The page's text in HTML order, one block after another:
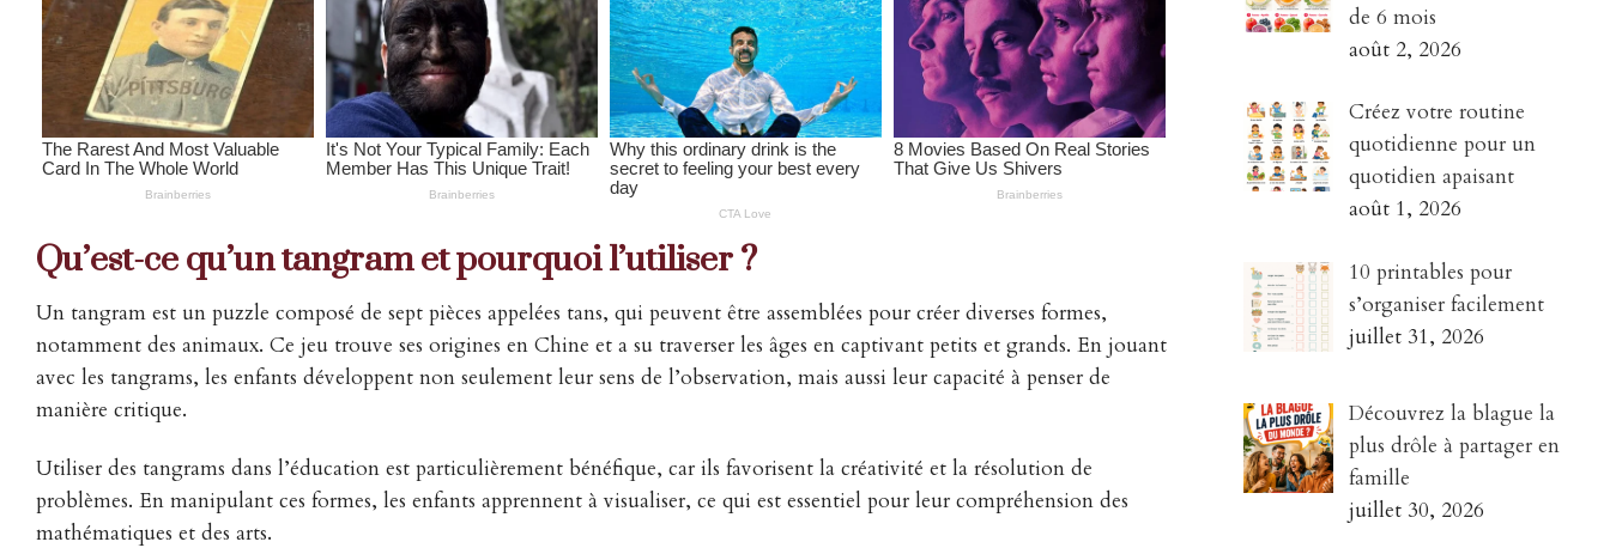
Qu’est-ce qu’un tangram et pourquoi l’utiliser ?
Un tangram est un puzzle composé de sept pièces appelées tans, qui peuvent être assemblées pour créer diverses formes,
notamment des animaux. Ce jeu trouve ses origines en Chine et a su traverser les âges en captivant petits et grands. En jouant
avec les tangrams, les enfants développent non seulement leur sens de l’observation, mais aussi leur capacité à penser de
manière critique.
Utiliser des tangrams dans l’éducation est particulièrement bénéfique, car ils favorisent la créativité et la résolution de
problèmes. En manipulant ces formes, les enfants apprennent à visualiser, ce qui est essentiel pour leur compréhension des
mathématiques et des arts.
de 6 mois
août 2, 2026
Créez votre routine
quotidienne pour un
quotidien apaisant
août 1, 2026
10 printables pour
s’organiser facilement
juillet 31, 2026
Découvrez la blague la
plus drôle à partager en
famille
juillet 30, 2026